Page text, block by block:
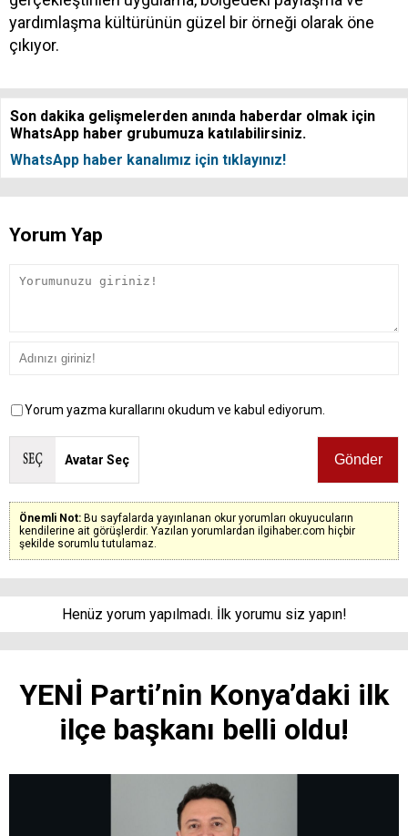
yardımlaşma kültürünün güzel bir örneği olarak öne
çıkıyor.
Son dakika gelişmelerden anında haberdar olmak için
WhatsApp haber grubumuza katılabilirsiniz.
WhatsApp haber kanalımız için tıklayınız!
Yorum Yap
Yorum yazma kurallarını okudum ve kabul ediyorum.
Avatar Seç
Önemli Not: Bu sayfalarda yayınlanan okur yorumları okuyucuların
kendilerine ait görüşlerdir. Yazılan yorumlardan ilgihaber.com hiçbir
şekilde sorumlu tutulamaz.
Henüz yorum yapılmadı. İlk yorumu siz yapın!
YENİ Parti’nin Konya’daki ilk
ilçe başkanı belli oldu!